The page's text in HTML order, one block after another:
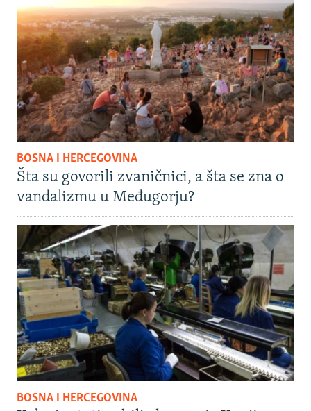
BOSNA I HERCEGOVINA
Šta su govorili zvaničnici, a šta se zna o
vandalizmu u Međugorju?
BOSNA I HERCEGOVINA